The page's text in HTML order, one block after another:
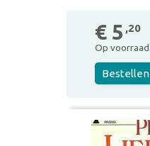
€ 5 ,20
Op voorraad
Bestellen